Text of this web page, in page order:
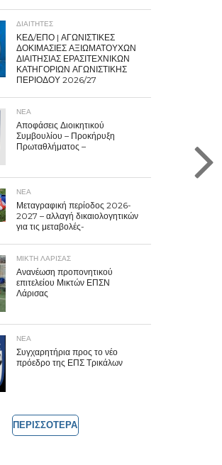
ΔΙΑΙΤΗΤΕΣ
ΚΕΔ/ΕΠΟ | ΑΓΩΝΙΣΤΙΚΕΣ
ΔΟΚΙΜΑΣΙΕΣ ΑΞΙΩΜΑΤΟΥΧΩΝ
ΔΙΑΙΤΗΣΙΑΣ ΕΡΑΣΙΤΕΧΝΙΚΩΝ
ΚΑΤΗΓΟΡΙΩΝ ΑΓΩΝΙΣΤΙΚΗΣ
ΠΕΡΙΟΔΟΥ 2026/27
ΝΕΑ
Αποφάσεις Διοικητικού
Συμβουλίου – Προκήρυξη
Πρωταθλήματος –
ΝΕΑ
Μεταγραφική περίοδος 2026-
2027 – αλλαγή δικαιολογητικών
για τις μεταβολές-
ΜΙΚΤΗ ΛΑΡΙΣΑΣ
Ανανέωση προπονητικού
επιτελείου Μικτών ΕΠΣΝ
Λάρισας
ΝΕΑ
Συγχαρητήρια προς το νέο
πρόεδρο της ΕΠΣ Τρικάλων
ΠΕΡΙΣΣΟΤΕΡΑ